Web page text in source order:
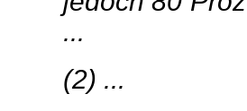
...
(2) ...